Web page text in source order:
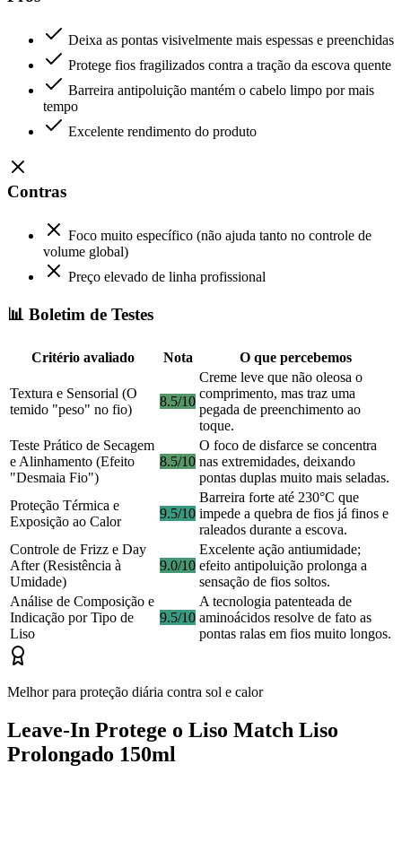
Deixa as pontas visivelmente mais espessas e preenchidas
Protege fios fragilizados contra a tração da escova quente
Barreira antipoluição mantém o cabelo limpo por mais
tempo
Excelente rendimento do produto
Contras
Foco muito específico (não ajuda tanto no controle de
volume global)
Preço elevado de linha profissional
📊 Boletim de Testes
Critério avaliado Nota O que percebemos
Textura e Sensorial (O
temido "peso" no fio)
8.5/10
Creme leve que não oleosa o
comprimento, mas traz uma
pegada de preenchimento ao
toque.
Teste Prático de Secagem
e Alinhamento (Efeito
"Desmaia Fio")
8.5/10
O foco de disfarce se concentra
nas extremidades, deixando
pontas duplas muito mais seladas.
Proteção Térmica e
Exposição ao Calor
9.5/10
Barreira forte até 230°C que
impede a quebra de fios já finos e
raleados durante a escova.
Controle de Frizz e Day
After (Resistência à
Umidade)
9.0/10
Excelente ação antiumidade;
efeito antipoluição prolonga a
sensação de fios soltos.
Análise de Composição e
Indicação por Tipo de
Liso
9.5/10
A tecnologia patenteada de
aminoácidos resolve de fato as
pontas ralas em fios muito longos.
Melhor para proteção diária contra sol e calor
Leave-In Protege o Liso Match Liso
Prolongado 150ml